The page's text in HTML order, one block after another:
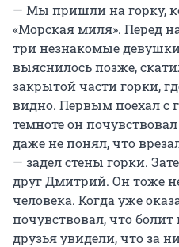
— Мы пришли на горку,
«Морская миля». Перед
три незнакомые
выяснилось позже,
закрытой части горки,
видно. Первым поехал с
темноте он
даже не понял, что
— задел стены горки.
друг Дмитрий. Он тоже
человека. Когда уже
почувствовал, что болит
друзья увидели, что за